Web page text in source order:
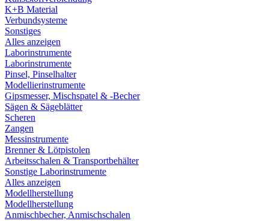
K+B Material
Verbundsysteme
Sonstiges
Alles anzeigen
Laborinstrumente
Laborinstrumente
Pinsel, Pinselhalter
Modellierinstrumente
Gipsmesser, Mischspatel & -Becher
Sägen & Sägeblätter
Scheren
Zangen
Messinstrumente
Brenner & Lötpistolen
Arbeitsschalen & Transportbehälter
Sonstige Laborinstrumente
Alles anzeigen
Modellherstellung
Modellherstellung
Anmischbecher, Anmischschalen